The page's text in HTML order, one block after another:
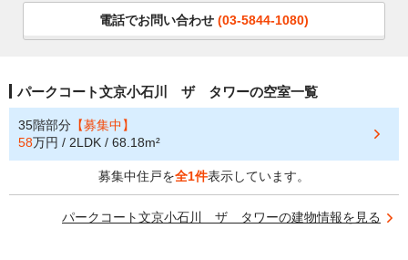
電話でお問い合わせ (03-5844-1080)
パークコート文京小石川 ザ タワーの空室一覧
35階部分 【募集中】
58万円 / 2LDK / 68.18m²
募集中住戸を全1件表示しています。
パークコート文京小石川 ザ タワーの建物情報を見る